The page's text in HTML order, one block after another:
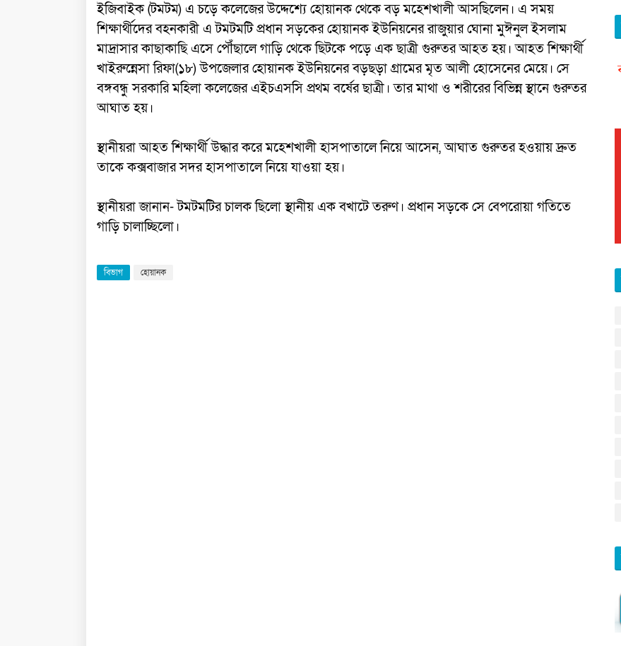
ইজিবাইক (টমটম) এ চড়ে কলেজের উদ্দেশ্যে হোয়ানক থেকে বড় মহেশখালী আসছিলেন। এ সময়
শিক্ষার্থীদের বহনকারী এ টমটমটি প্রধান সড়কের হোয়ানক ইউনিয়নের রাজুয়ার ঘোনা মুঈনুল ইসলাম
মাদ্রাসার কাছাকাছি এসে পৌঁছালে গাড়ি থেকে ছিটকে পড়ে এক ছাত্রী গুরুতর আহত হয়। আহত শিক্ষার্থী
খাইরুন্নেসা রিফা(১৮) উপজেলার হোয়ানক ইউনিয়নের বড়ছড়া গ্রামের মৃত আলী হোসেনের মেয়ে। সে
বঙ্গবন্ধু সরকারি মহিলা কলেজের এইচএসসি প্রথম বর্ষের ছাত্রী। তার মাথা ও শরীরের বিভিন্ন স্থানে গুরুতর
আঘাত হয়।
স্থানীয়রা আহত শিক্ষার্থী উদ্ধার করে মহেশখালী হাসপাতালে নিয়ে আসেন, আঘাত গুরুতর হওয়ায় দ্রুত
তাকে কক্সবাজার সদর হাসপাতালে নিয়ে যাওয়া হয়।
স্থানীয়রা জানান- টমটমটির চালক ছিলো স্থানীয় এক বখাটে তরুণ। প্রধান সড়কে সে বেপরোয়া গতিতে
গাড়ি চালাচ্ছিলো।
বিভাগ হোয়ানক